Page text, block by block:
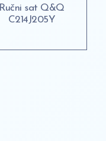
Ručni sat Q&Q
C214J205Y